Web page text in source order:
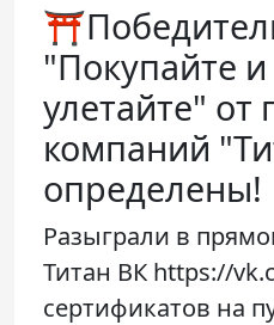
"Покупайте
улетайте" от
компаний
определены!
Разыграли в
Титан ВК https://
сертификатов на